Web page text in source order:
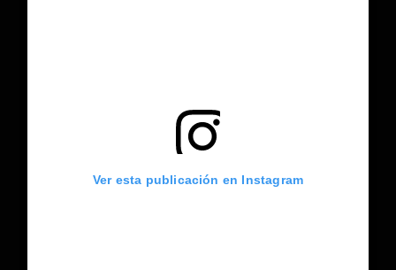
Ver esta publicación en Instagram